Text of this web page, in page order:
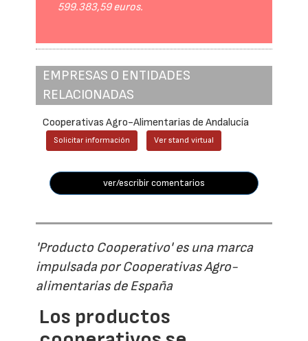
599.383,59 euros.
EMPRESAS O ENTIDADES
RELACIONADAS
Cooperativas Agro-Alimentarias de Andalucía
Solicitar información Ver stand virtual
ver/escribir comentarios
'Producto Cooperativo' es una marca
impulsada por Cooperativas Agro-
alimentarias de España
Los productos